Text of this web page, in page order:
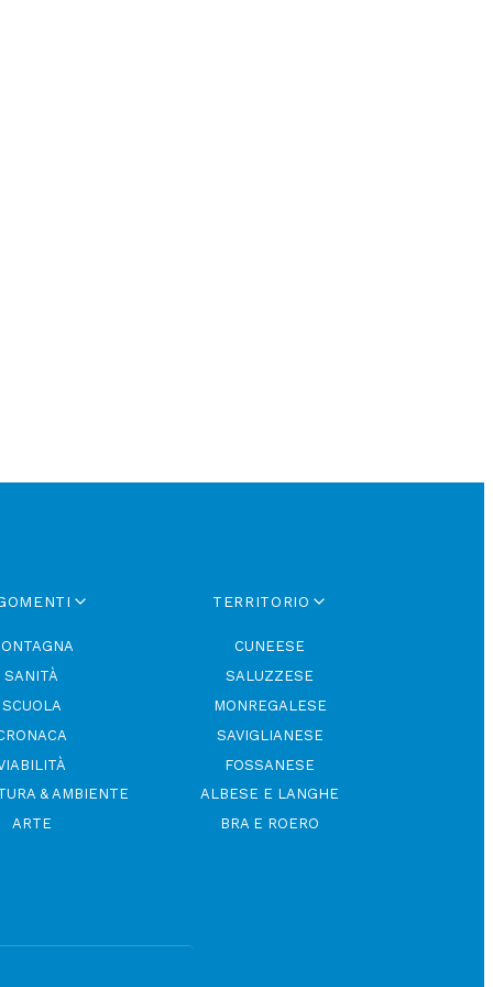
SANITÀ
SCUOLA
& AMBIENTE
ARTE
TERRITORIO
CUNEESE
SALUZZESE
MONREGALESE
SAVIGLIANESE
FOSSANESE
ALBESE E LANGHE
BRA E ROERO